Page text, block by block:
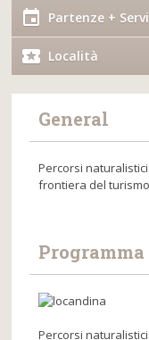
Partenze +
Località
General
Percorsi
frontiera del
Percorsi